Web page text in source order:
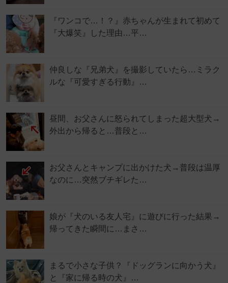
『ワンコで…！？』赤ちゃんが生まれて初めて
『大爆笑』した理由…平…
仲良しな『兄弟犬』を撮影していたら…ミラク
ルな『可愛すぎる行動』…
昼間、お父さんに怒られてしまった超大型犬→
外出から帰ると…普段と…
お父さんとキャンプに出かけた犬→普段は温厚
なのに…突然ブチギレた…
娘が『犬のいる友人宅』に遊びに行った結果→
帰ってきた瞬間に…まさ…
まるで小さな子供？『ドッグランに向かう犬』
と『家に帰る時の犬』…